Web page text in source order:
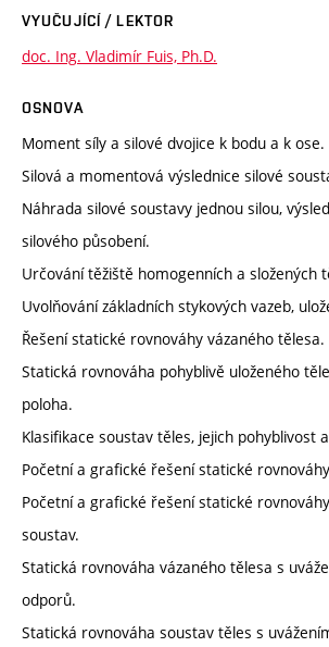
VYUČUJÍCÍ / LEKTOR
doc. Ing. Vladimír Fuis, Ph.D.
OSNOVA
Moment síly a silové dvojice k bodu a k ose.
Silová a momentová výslednice silové
Náhrada silové soustavy jednou silou,
silového působení.
Určování těžiště homogenních a složených
Uvolňování základních stykových vazeb,
Řešení statické rovnováhy vázaného tělesa.
Statická rovnováha pohyblivě uloženého
poloha.
Klasifikace soustav těles, jejich pohyblivost
Početní a grafické řešení statické
Početní a grafické řešení statické
soustav.
Statická rovnováha vázaného tělesa s
odporů.
Statická rovnováha soustav těles s